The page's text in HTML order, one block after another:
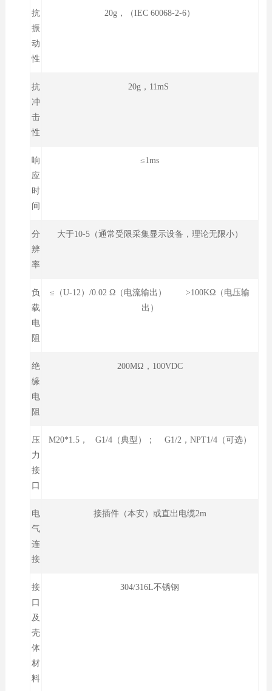
抗
振
动
性
20g，（IEC 60068-2-6）
抗
冲
击
性
20g，11mS
响
应
时
间
≤1ms
分
辨
率
大于10-5（通常受限采集显示设备，理论无限小）
负
载
电
阻
≤（U-12）/0.02 Ω（电流输出） >100KΩ（电压输
出）
绝
缘
电
阻
200MΩ，100VDC
压
力
接
口
M20*1.5， G1/4（典型）； G1/2，NPT1/4（可选）
电
气
连
接
接插件（本安）或直出电缆2m
接
口
及
壳
体
材
料
304/316L不锈钢